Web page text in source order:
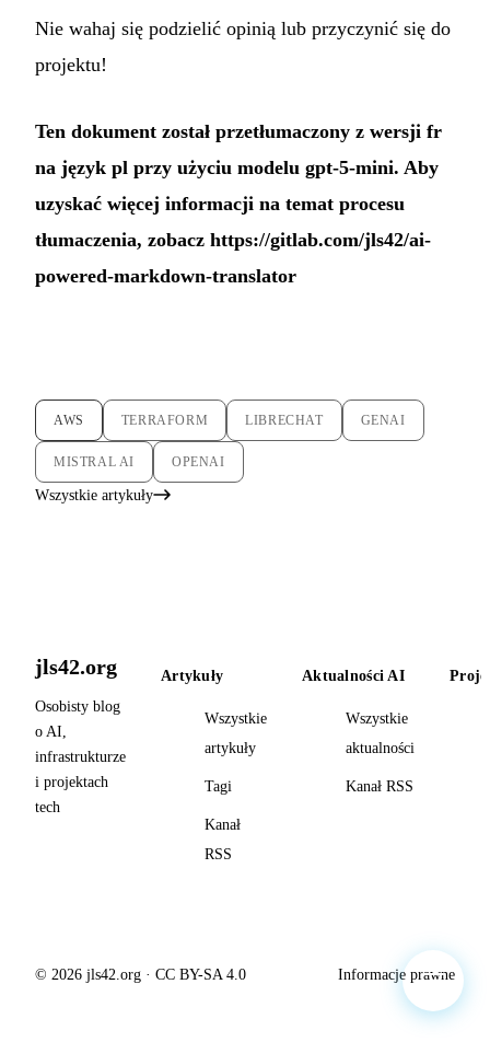
Nie wahaj się podzielić opinią lub przyczynić się do
projektu!
Ten dokument został przetłumaczony z wersji fr
na język pl przy użyciu modelu gpt-5-mini. Aby
uzyskać więcej informacji na temat procesu
tłumaczenia, zobacz https://gitlab.com/jls42/ai-
powered-markdown-translator
AWS TERRAFORM LIBRECHAT GENAI
MISTRAL AI OPENAI
Wszystkie artykuły
jls42.org
Osobisty blog
o AI,
infrastrukturze
i projektach
tech
Artykuły
Wszystkie
artykuły
Tagi
Kanał
RSS
Aktualności AI
Wszystkie
aktualności
Kanał RSS
© 2026 jls42.org · CC BY-SA 4.0 Informacje prawne